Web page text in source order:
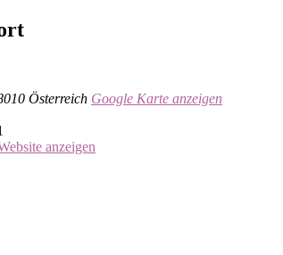
Österreich Google Karte anzeigen
anzeigen